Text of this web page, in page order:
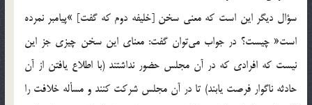
سؤال ديگر اين است كه معنى سخن [خليفه دوم كه گفت] »پيامبر نمرده
است« چيست؟ در جواب مى‌توان گفت: معناى اين سخن چيزى جز اين
نيست كه افرادى كه در آن مجلس حضور نداشتند (با اطلاع يافتن از آن
حادثه ناگوار فرصت يابند) تا در آن مجلس شركت كنند و مسأله خلافت را